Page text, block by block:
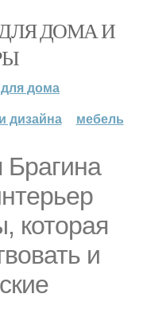
ДЛЯ ДОМА И
дома
дизайна мебель
Брагина
которая
и